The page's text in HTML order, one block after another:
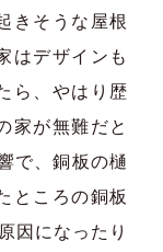
きそうな屋根
はデザインも
ら、やはり歴
家が無難だと
で、銅板の樋
ところの銅板
因になったり